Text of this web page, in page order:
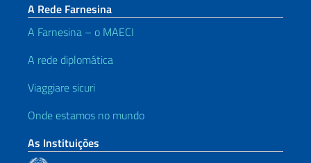
A Rede Farnesina
A Farnesina – o MAECI
A rede diplomática
Viaggiare sicuri
Onde estamos no mundo
As Instituições